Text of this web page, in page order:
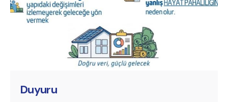
Posted by
murat.sozuak
Duyuru